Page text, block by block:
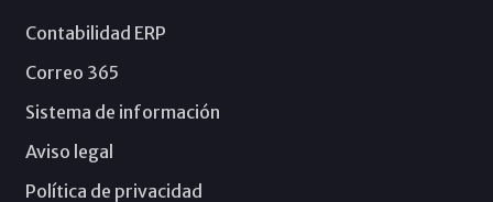
Contabilidad ERP
Correo 365
Sistema de información
Aviso legal
Política de privacidad